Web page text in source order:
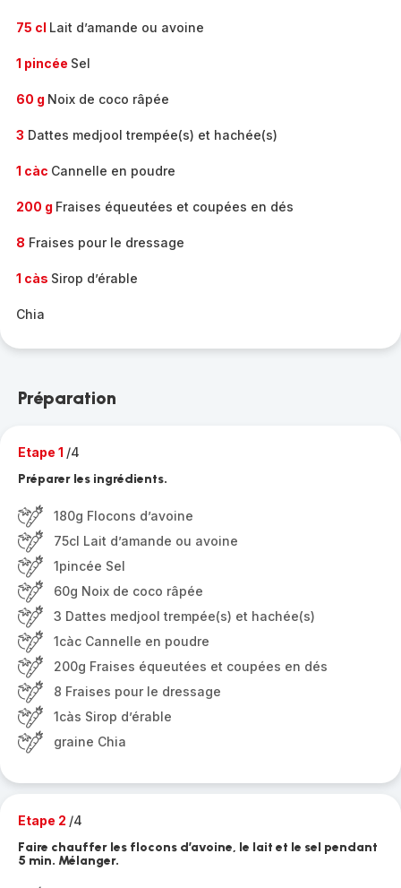
75 cl Lait d’amande ou avoine
1 pincée Sel
60 g Noix de coco râpée
3 Dattes medjool trempée(s) et hachée(s)
1 càc Cannelle en poudre
200 g Fraises équeutées et coupées en dés
8 Fraises pour le dressage
1 càs Sirop d’érable
Chia
Préparation
Etape 1 /4
Préparer les ingrédients.
180g Flocons d’avoine
75cl Lait d’amande ou avoine
1pincée Sel
60g Noix de coco râpée
3 Dattes medjool trempée(s) et hachée(s)
1càc Cannelle en poudre
200g Fraises équeutées et coupées en dés
8 Fraises pour le dressage
1càs Sirop d’érable
graine Chia
Etape 2 /4
Faire chauffer les flocons d’avoine, le lait et le sel pendant
5 min. Mélanger.